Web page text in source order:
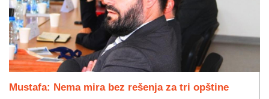
Mustafa: Nema mira bez rešenja za tri opštine